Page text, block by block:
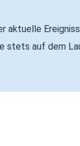
aktuelle
stets auf dem